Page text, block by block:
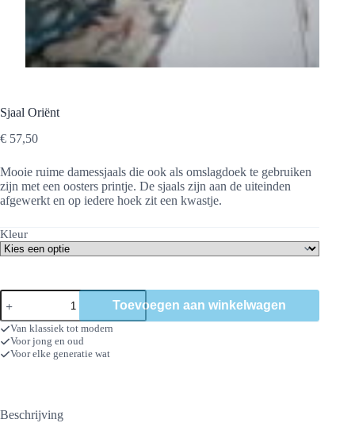
Sjaal Oriënt
€ 57,50
Mooie ruime damessjaals die ook als omslagdoek te gebruiken
zijn met een oosters printje. De sjaals zijn aan de uiteinden
afgewerkt en op iedere hoek zit een kwastje.
Kleur
Sjaal
Oriënt
aantal
Toevoegen aan winkelwagen
Van klassiek tot modern
Voor jong en oud
Voor elke generatie wat
Beschrijving